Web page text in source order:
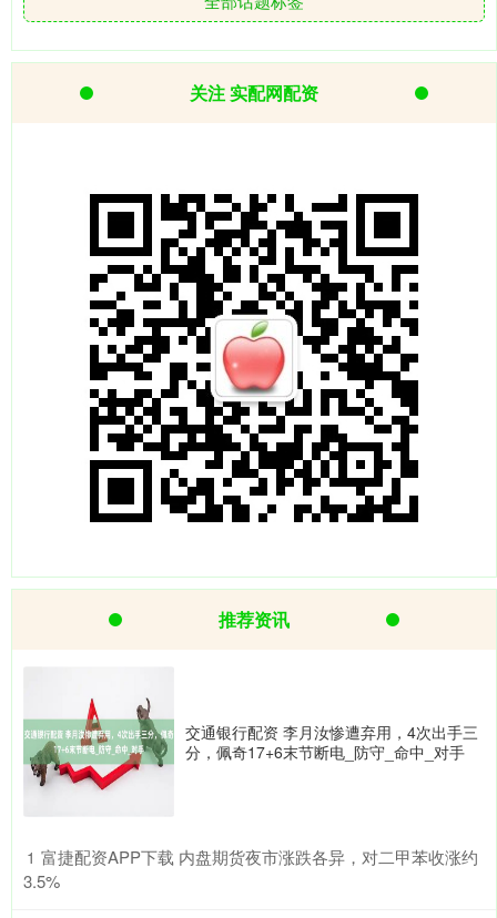
关注 实配网配资
推荐资讯
交通银行配资 李月汝惨遭弃用，4次出手三
分，佩奇17+6末节断电_防守_命中_对手
1 ​富捷配资APP下载 内盘期货夜市涨跌各异，对二甲苯收涨约
3.5%